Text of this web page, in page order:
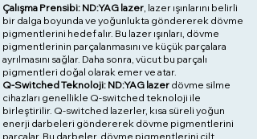
Çalışma Prensibi: ND:YAG lazer , lazer ışınlarını belirli
bir dalga boyunda ve yoğunlukta göndererek dövme
pigmentlerini hedef alır. Bu lazer ışınları, dövme
pigmentlerinin parçalanmasını ve küçük parçalara
ayrılmasını sağlar. Daha sonra, vücut bu parçalı
pigmentleri doğal olarak emer ve atar.
Q-Switched Teknoloji: ND:YAG lazer dövme silme
cihazları genellikle Q-switched teknoloji ile
birleştirilir. Q-switched lazerler, kısa süreli yoğun
enerji darbeleri göndererek dövme pigmentlerini
parçalar. Bu darbeler, dövme pigmentlerini cilt